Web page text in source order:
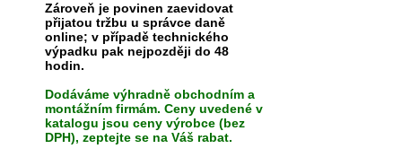
Zároveň je povinen zaevidovat
přijatou tržbu u správce daně
online; v případě technického
výpadku pak nejpozději do 48
hodin.
Dodáváme výhradně obchodním a
montážním firmám. Ceny uvedené v
katalogu jsou ceny výrobce (bez
DPH), zeptejte se na Váš rabat.